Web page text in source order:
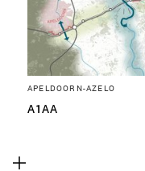
APELDOORN-AZELO
A1AA